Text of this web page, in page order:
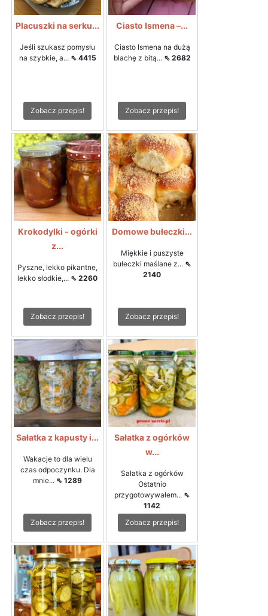
Placuszki na serku...
Jeśli szukasz pomysłu
na szybkie, a... ⇖ 4415
Zobacz przepis!
Ciasto Ismena –...
Ciasto Ismena na dużą
blachę z bitą... ⇖ 2682
Zobacz przepis!
Krokodylki - ogórki
z...
Pyszne, lekko pikantne,
lekko słodkie,... ⇖ 2260
Zobacz przepis!
Domowe bułeczki...
Miękkie i puszyste
bułeczki maślane z... ⇖
2140
Zobacz przepis!
Sałatka z kapusty i...
Wakacje to dla wielu
czas odpoczynku. Dla
mnie... ⇖ 1289
Zobacz przepis!
Sałatka z ogórków
w...
Sałatka z ogórków
Ostatnio
przygotowywałem... ⇖
1142
Zobacz przepis!